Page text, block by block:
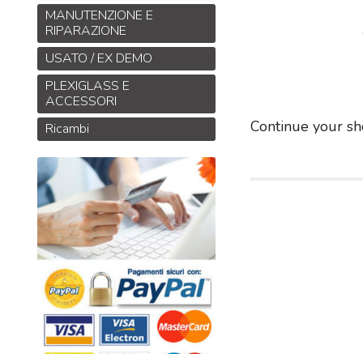
Continue your
MANUTENZIONE E
RIPARAZIONE
USATO / EX DEMO
PLEXIGLASS E
ACCESSORI
Ricambi